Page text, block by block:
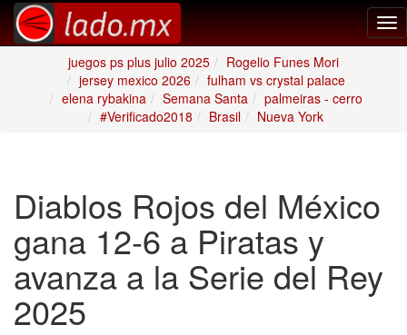
juegos ps plus julio 2025
Rogelio Funes Mori
jersey mexico 2026
fulham vs crystal palace
elena rybakina
Semana Santa
palmeiras - cerro
#Verificado2018
Brasil Nueva York
Diablos Rojos del México
gana 12-6 a Piratas y
avanza a la Serie del Rey
2025